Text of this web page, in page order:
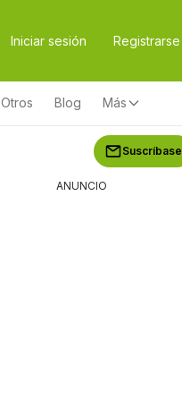
Iniciar sesión Registrarse
Otros Blog Más
Suscríbase
ANUNCIO